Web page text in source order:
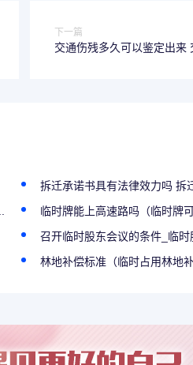
下一篇
交通伤残多久可以鉴定出来
拆迁承诺书具有法律效力吗 拆
临时牌能上高速路吗（临时牌
召开临时股东会议的条件_临
林地补偿标准（临时占用林地补